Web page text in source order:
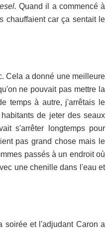
Quand il a commencé à
chauffaient car ça sentait le
Cela a donné une meilleure
ne pouvait pas mettre la
temps à autre, j'arrêtais le
de jeter des seaux
s'arrêter longtemps pour
pas grand chose mais le
passés à un endroit où
une chenille dans l'eau et
soirée et l'adjudant Caron a